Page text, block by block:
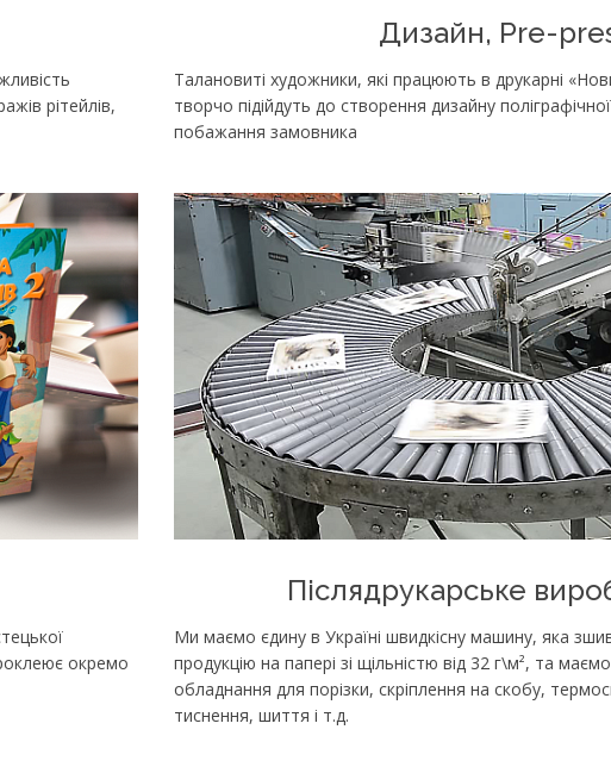
рітейлів,
Дизайн, Pre-
Талановиті художники, які працюють в друкарні
творчо підійдуть до створення дизайну
побажання замовника
окремо
Післядрукарське
Ми маємо єдину в Україні швидкісну машину, яка
продукцію на папері зі щільністю від 32 г\м², та
обладнання для порізки, скріплення на скобу,
тиснення, шиття і т.д.